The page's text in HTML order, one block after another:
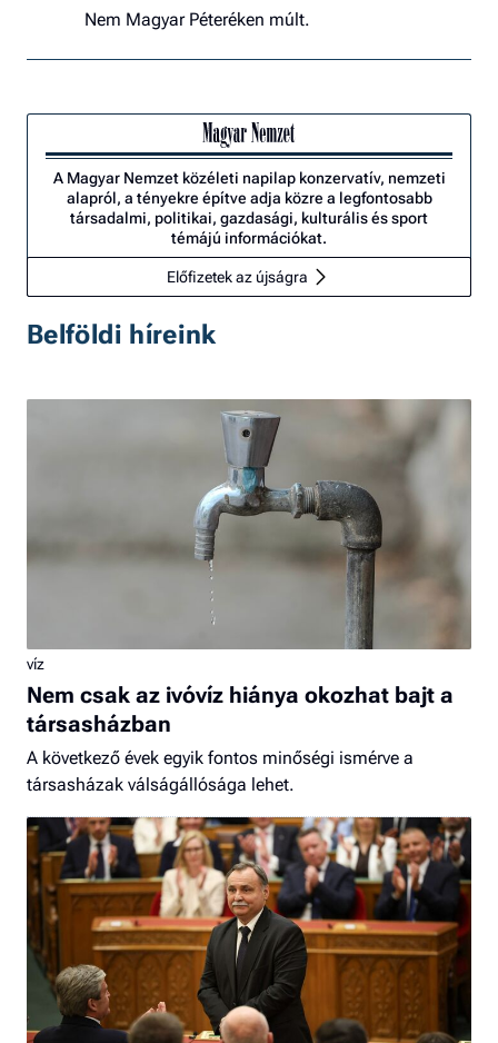
Nem Magyar Péteréken múlt.
A Magyar Nemzet közéleti napilap konzervatív, nemzeti
alapról, a tényekre építve adja közre a legfontosabb
társadalmi, politikai, gazdasági, kulturális és sport
témájú információkat.
Előfizetek az újságra
Belföldi híreink
víz
Nem csak az ivóvíz hiánya okozhat bajt a
társasházban
A következő évek egyik fontos minőségi ismérve a
társasházak válságállósága lehet.